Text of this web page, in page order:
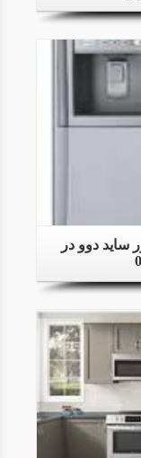
ساید دوو در